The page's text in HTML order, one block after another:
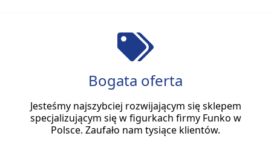
Bogata oferta
Jesteśmy najszybciej rozwijającym się sklepem
specjalizującym się w figurkach firmy Funko w
Polsce. Zaufało nam tysiące klientów.